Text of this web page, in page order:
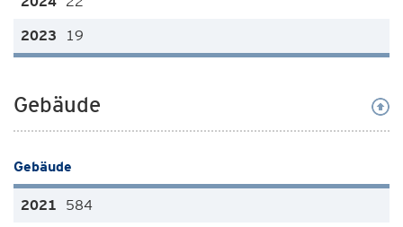
19
Gebäude
Gebäude
584